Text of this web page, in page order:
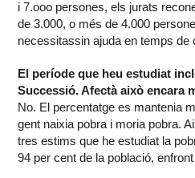
i 7.ooo persones, els jurats
de 3.000, o més de 4.000
necessitassin ajuda en temps de
El període que heu estudiat
Successió. Afectà això encara
No. El percentatge es mantenia
gent naixia pobra i moria pobra.
tres estims que he estudiat la
94 per cent de la població,